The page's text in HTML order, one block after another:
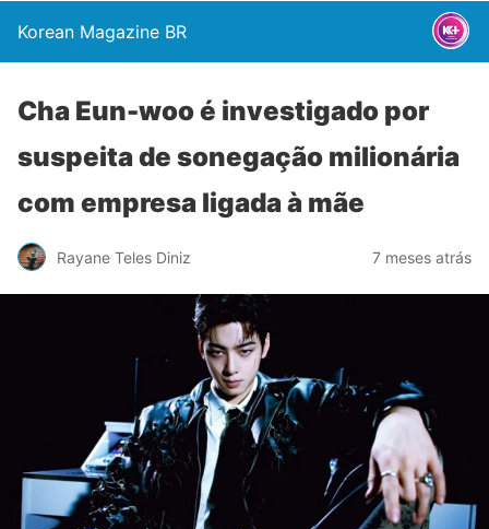
Korean Magazine BR
Cha Eun-woo é investigado por
suspeita de sonegação milionária
com empresa ligada à mãe
Rayane Teles Diniz 7 meses atrás